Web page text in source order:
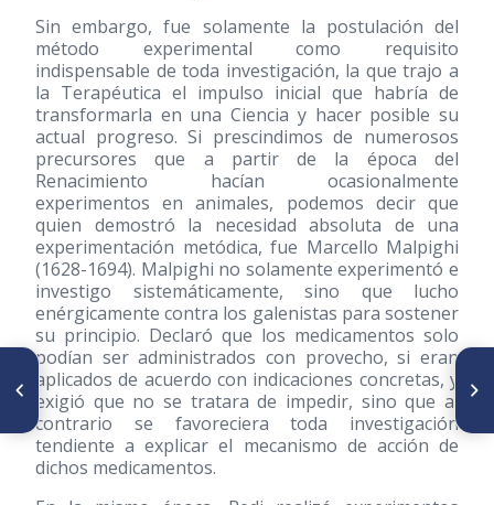
Sin embargo, fue solamente la postulación del
método experimental como requisito
indispensable de toda investigación, la que trajo a
la Terapéutica el impulso inicial que habría de
transformarla en una Ciencia y hacer posible su
actual progreso. Si prescindimos de numerosos
precursores que a partir de la época del
Renacimiento hacían ocasionalmente
experimentos en animales, podemos decir que
quien demostró la necesidad absoluta de una
experimentación metódica, fue Marcello Malpighi
(1628-1694). Malpighi no solamente experimentó e
investigo sistemáticamente, sino que lucho
enérgicamente contra los galenistas para sostener
su principio. Declaró que los medicamentos solo
podían ser administrados con provecho, si eran
aplicados de acuerdo con indicaciones concretas, y
exigió que no se tratara de impedir, sino que al
contrario se favoreciera toda investigación
tendiente a explicar el mecanismo de acción de
dichos medicamentos.
ARTÍCULO ANTERIOR
Celo exagerado de la Facultad
Médica de Caracas impide una
demostración cientifica en
1834
SIGUIENTE ARTÍCULO
Semblanza científica del
profesor Karl Kleist